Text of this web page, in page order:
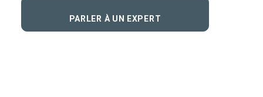
PARLER À UN EXPERT